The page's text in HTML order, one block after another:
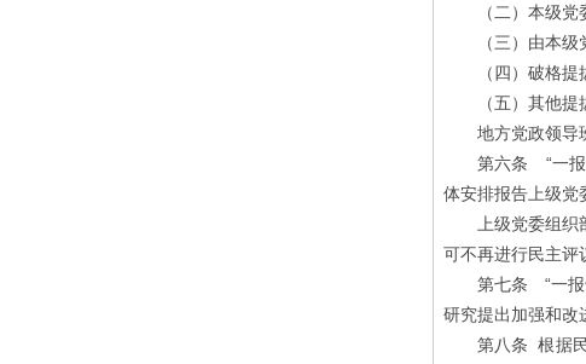
（二）本级党委
（三）由本级党
（四）破格提拔
（五）其他提拔
地方党政领导班
第六条 “一报告
体安排报告上级党
上级党委组织部
可不再进行民主评
第七条 “一报告
研究提出加强和改
第八条 根据民